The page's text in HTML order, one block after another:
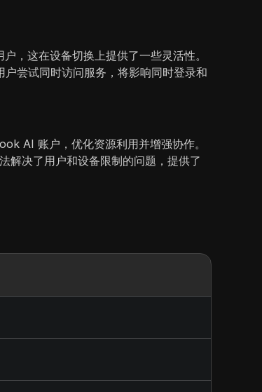
，这在设备切换上提供了一些灵活性。
尝试同时访问服务，将影响同时登录和
AI 账户，优化资源利用并增强协作。
解决了用户和设备限制的问题，提供了